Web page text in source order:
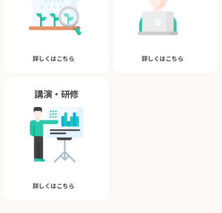
詳しくはこちら 詳しくはこちら
講演・研修
詳しくはこちら